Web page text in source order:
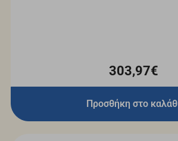
303,97€
Προσθήκη στο